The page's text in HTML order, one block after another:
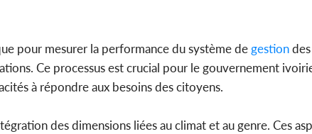
pour mesurer la performance du système degestiondes
Ce processus est crucial pour le gouvernement
à répondre aux besoins des citoyens.
des dimensions liées au climat et au genre. Ces